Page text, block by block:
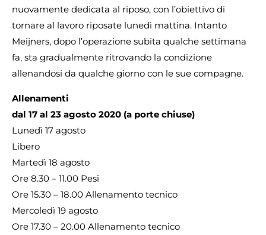
nuovamente dedicata al riposo, con l’obiettivo di
tornare al lavoro riposate lunedì mattina. Intanto
Meijners, dopo l’operazione subita qualche settimana
fa, sta gradualmente ritrovando la condizione
allenandosi da qualche giorno con le sue compagne.
Allenamenti
dal 17 al 23 agosto 2020 (a porte chiuse)
Lunedì 17 agosto
Libero
Martedì 18 agosto
Ore 8.30 – 11.00 Pesi
Ore 15.30 – 18.00 Allenamento tecnico
Mercoledì 19 agosto
Ore 17.30 – 20.00 Allenamento tecnico